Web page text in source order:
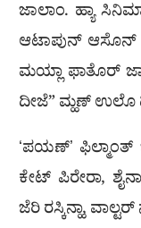
ಜಾಲಾಂ. ಹ್ಯಾ
ಆಟಾಪುನ್ ಆಸೊನ್
ಮಯ್ಲಾ ಫಾತೊರ್
ದೀಜೆ” ಮ್ಹಣ್ ಉಲೊ
ʻಪಯಣ್ʼ ಫಿಲ್ಮಾಂತ್
ಕೇಟ್ ಪಿರೇರಾ,
ಜೆರಿ ರಸ್ಕಿನ್ಹಾ,